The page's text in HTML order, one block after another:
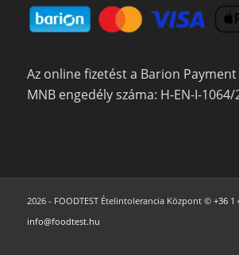
Az online fizetést a Barion
MNB engedély száma: H-EN-I-1064/
2026 - FOODTEST Ételintolerancia Központ © +36 1
info@foodtest.hu